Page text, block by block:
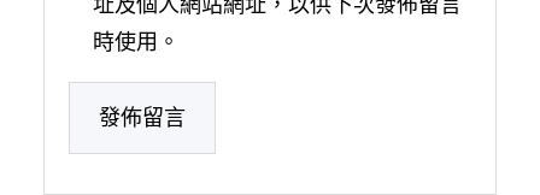
時使用。